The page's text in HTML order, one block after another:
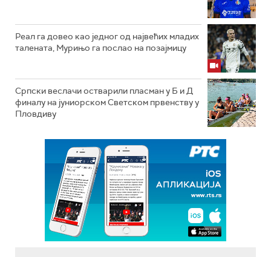
Реал га довео као једног од највећих младих
талената, Мурињо га послао на позајмицу
Српски веслачи остварили пласман у Б и Д
финалу на јуниорском Светском првенству у
Пловдиву